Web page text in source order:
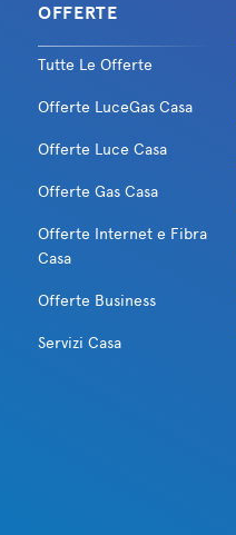
OFFERTE
Tutte Le Offerte
Offerte LuceGas Casa
Offerte Luce Casa
Offerte Gas Casa
Offerte Internet e Fibra
Casa
Offerte Business
Servizi Casa